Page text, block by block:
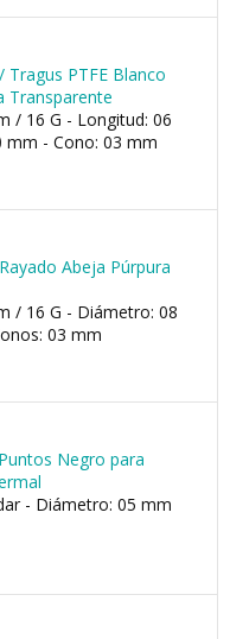
Tragus PTFE Blanco
Transparente
/ 16 G - Longitud: 06
- Cono: 03 mm
Abeja Púrpura
/ 16 G - Diámetro: 08
03 mm
Negro para
- Diámetro: 05 mm